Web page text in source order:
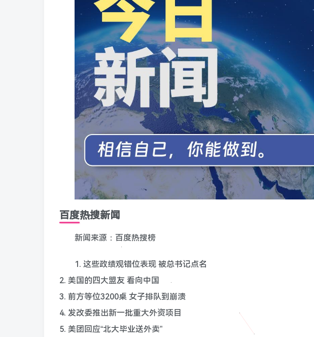
百度热搜新闻
新闻来源：百度热搜榜
1. 这些政绩观错位表现 被总书记点名
2. 美国的四大盟友 看向中国
3. 前方等位3200桌 女子排队到崩溃
4. 发改委推出新一批重大外资项目
5. 美团回应“北大毕业送外卖”